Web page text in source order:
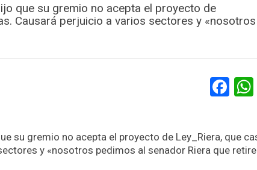
que su gremio no acepta el proyecto de
Causará perjuicio a varios sectores y «nosotros
su gremio no acepta el proyecto de Ley_Riera, que
y «nosotros pedimos al senador Riera que